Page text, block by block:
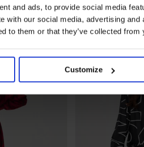
and ads, to provide social media
with our social media, advertising
to them or that they’ve collected
Customize
LIMITED